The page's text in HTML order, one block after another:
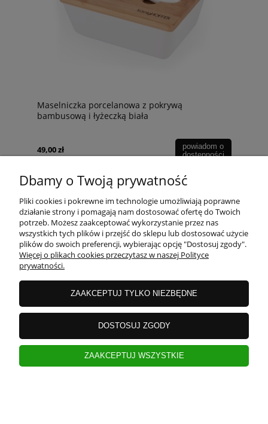
Maselniczka porcelanowa z pokrywą
bambusową i łyżeczką biała
49,00 zł
powiadom o
dostępności
Dbamy o Twoją prywatność
Pliki cookies i pokrewne im technologie umożliwiają poprawne
działanie strony i pomagają nam dostosować ofertę do Twoich
potrzeb. Możesz zaakceptować wykorzystanie przez nas
wszystkich tych plików i przejść do sklepu lub dostosować użycie
plików do swoich preferencji, wybierając opcję "Dostosuj zgody".
Więcej o plikach cookies przeczytasz w naszej Polityce
prywatności.
ZAAKCEPTUJ TYLKO NIEZBĘDNE
DOSTOSUJ ZGODY
ZAAKCEPTUJ WSZYSTKIE